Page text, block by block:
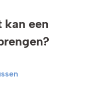
kan een